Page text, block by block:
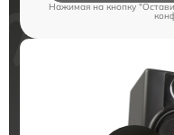
Нажимая на кнопку